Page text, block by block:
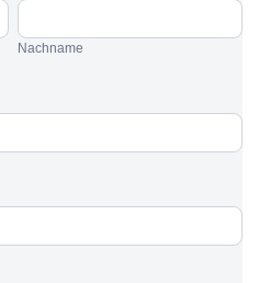
N
a
n
Nachname